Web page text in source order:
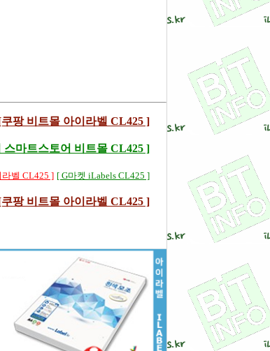
팡 비트몰 아이라벨 CL425 ]
스마트스토어 비트몰 CL425 ]
벨 CL425 ] [ G마켓 iLabels CL425 ]
팡 비트몰 아이라벨 CL425 ]